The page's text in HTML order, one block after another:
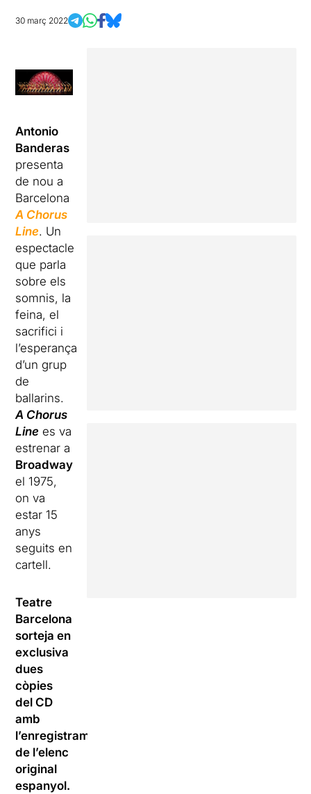
30 març 2022
Antonio
Banderas
presenta
de nou a
Barcelona
A Chorus
Line. Un
espectacle
que parla
sobre els
somnis, la
feina, el
sacrifici i
l’esperança
d’un grup
de
ballarins.
A Chorus
Line es va
estrenar a
Broadway
el 1975,
on va
estar 15
anys
seguits en
cartell.
Teatre
Barcelona
sorteja en
exclusiva
dues
còpies
del CD
amb
l’enregistrament
de l’elenc
original
espanyol.